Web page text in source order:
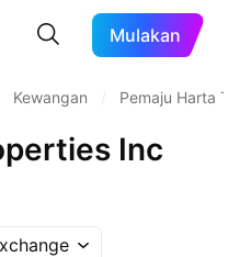
Mulakan
Kewangan Pemaju Harta
Inc